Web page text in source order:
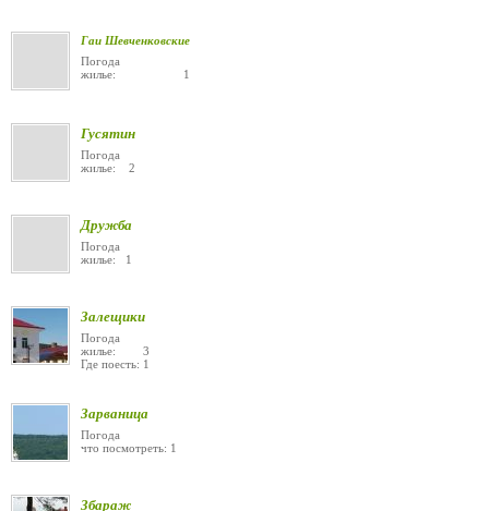
Гаи Шевченковские
Погода
жилье: 1
Гусятин
Погода
жилье: 2
Дружба
Погода
жилье: 1
Залещики
Погода
жилье: 3
Где поесть: 1
Зарваница
Погода
что посмотреть: 1
Збараж